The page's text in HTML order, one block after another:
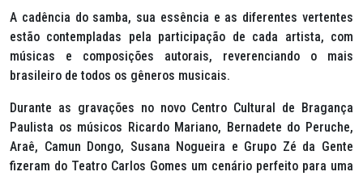
A cadência do samba, sua essência e as diferentes vertentes
estão contempladas pela participação de cada artista, com
músicas e composições autorais, reverenciando o mais
brasileiro de todos os gêneros musicais.
Durante as gravações no novo Centro Cultural de Bragança
Paulista os músicos Ricardo Mariano, Bernadete do Peruche,
Araê, Camun Dongo, Susana Nogueira e Grupo Zé da Gente
fizeram do Teatro Carlos Gomes um cenário perfeito para uma